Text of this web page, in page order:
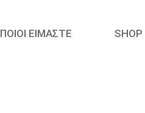
ΠΟΙΟΙ ΕΙΜΑΣΤΕ SHOP